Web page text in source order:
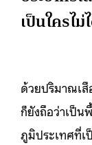
เป็นใครไ
ด้วยปริมาณเสื
ก็ยังถือว่าเป็น
ภูมิประเทศที่เ